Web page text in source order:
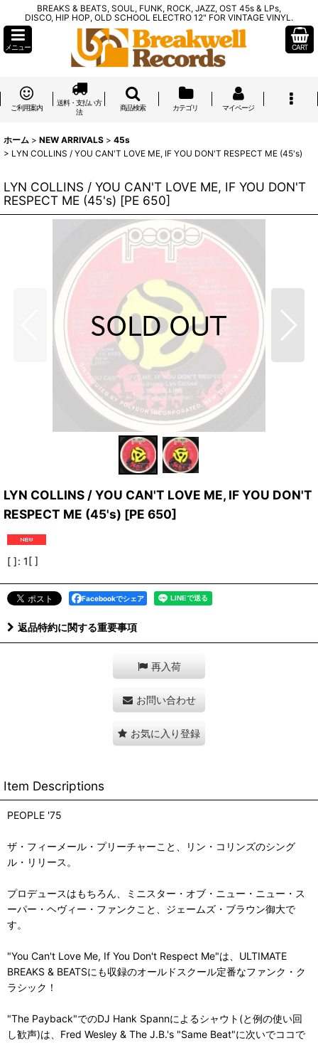
BREAKS & BEATS, SOUL, FUNK, ROCK, JAZZ, OST 45s & LPs,
DISCO, HIP HOP, OLD SCHOOL ELECTRO 12" FOR VINTAGE VINYL.
メニュー CART
ご利用案内
送料・支払い方
法
商品検索 カテゴリ マイページ
ホーム > NEW ARRIVALS > 45s
> LYN COLLINS / YOU CAN'T LOVE ME, IF YOU DON'T RESPECT ME (45's)
LYN COLLINS / YOU CAN'T LOVE ME, IF YOU DON'T
RESPECT ME (45's) [PE 650]
LYN COLLINS / YOU CAN'T LOVE ME, IF YOU DON'T
RESPECT ME (45's) [PE 650]
[ ]: 1[ ]
Facebookでシェア
返品特約に関する重要事項
再入荷
お問い合わせ
お気に入り登録
Item Descriptions
PEOPLE '75
ザ・フィーメール・プリーチャーこと、リン・コリンズのシング
ル・リリース。
プロデュースはもちろん、ミニスター・オブ・ニュー・ニュー・ス
ーパー・ヘヴィー・ファンクこと、ジェームズ・ブラウン御大で
す。
"You Can't Love Me, If You Don't Respect Me"は、ULTIMATE
BREAKS & BEATSにも収録のオールドスクール定番なファンク・ク
ラシック！
"The Payback"でのDJ Hank Spannによるシャウト(と例の使い回
し歓声)は、Fred Wesley & The J.B.'s "Same Beat"に次いでココで